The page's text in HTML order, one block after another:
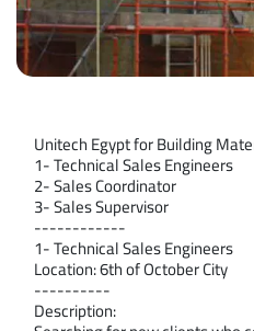
Unitech Egypt for Building
1- Technical Sales Engineers
2- Sales Coordinator
3- Sales Supervisor
------------
1- Technical Sales Engineers
Location: 6th of October City
----------
Description: